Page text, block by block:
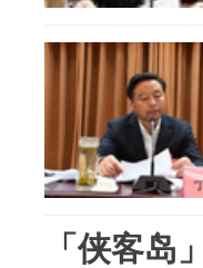
「侠客岛